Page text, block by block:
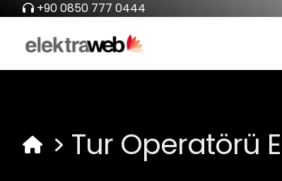
+90 0850 777 0444
Tur Operatörü